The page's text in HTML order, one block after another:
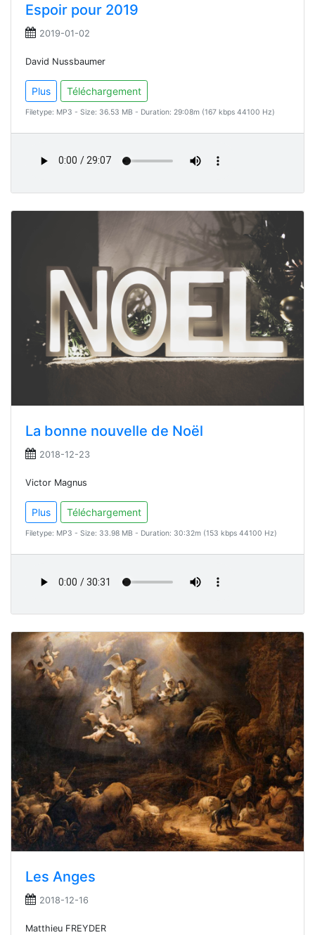
Espoir pour 2019
2019-01-02
David Nussbaumer
Plus Téléchargement
Filetype: MP3 - Size: 36.53 MB - Duration: 29:08m (167 kbps 44100 Hz)
La bonne nouvelle de Noël
2018-12-23
Victor Magnus
Plus Téléchargement
Filetype: MP3 - Size: 33.98 MB - Duration: 30:32m (153 kbps 44100 Hz)
Les Anges
2018-12-16
Matthieu FREYDER